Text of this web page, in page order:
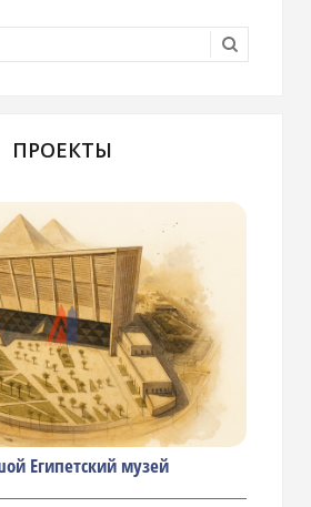
ПРОЕКТЫ
Египетский музей